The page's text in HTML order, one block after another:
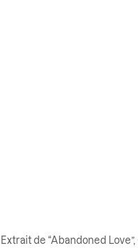
Extrait de “Abandoned